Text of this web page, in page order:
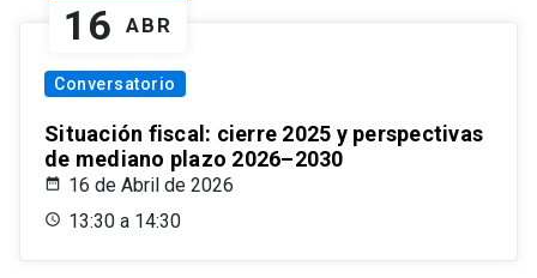
16 ABR
Conversatorio
Situación fiscal: cierre 2025 y perspectivas
de mediano plazo 2026–2030
16 de Abril de 2026
13:30 a 14:30